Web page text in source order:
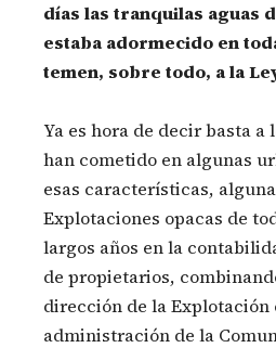
días las tranquilas aguas
estaba adormecido en
temen, sobre todo, a la
Ya es hora de decir basta a
han cometido en algunas
esas características,
Explotaciones opacas de
largos años en la
de propietarios,
dirección de la Explotación
administración de la